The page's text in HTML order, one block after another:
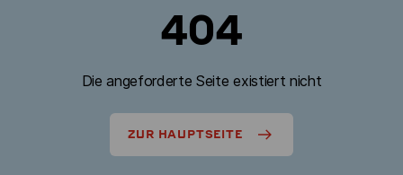
404
Die angeforderte Seite existiert nicht
ZUR HAUPTSEITE